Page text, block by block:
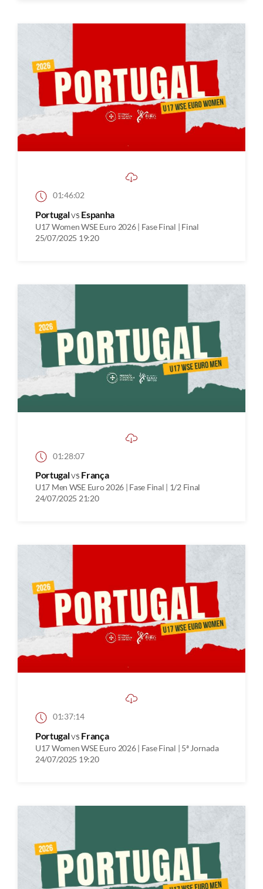
01:46:02
Portugalvs Espanha
U17 Women WSE Euro 2026 | Fase Final | Final
25/07/2025 19:20
01:28:07
Portugalvs França
U17 Men WSE Euro 2026 | Fase Final | 1/2 Final
24/07/2025 21:20
01:37:14
Portugalvs França
U17 Women WSE Euro 2026 | Fase Final | 5ª Jornada
24/07/2025 19:20